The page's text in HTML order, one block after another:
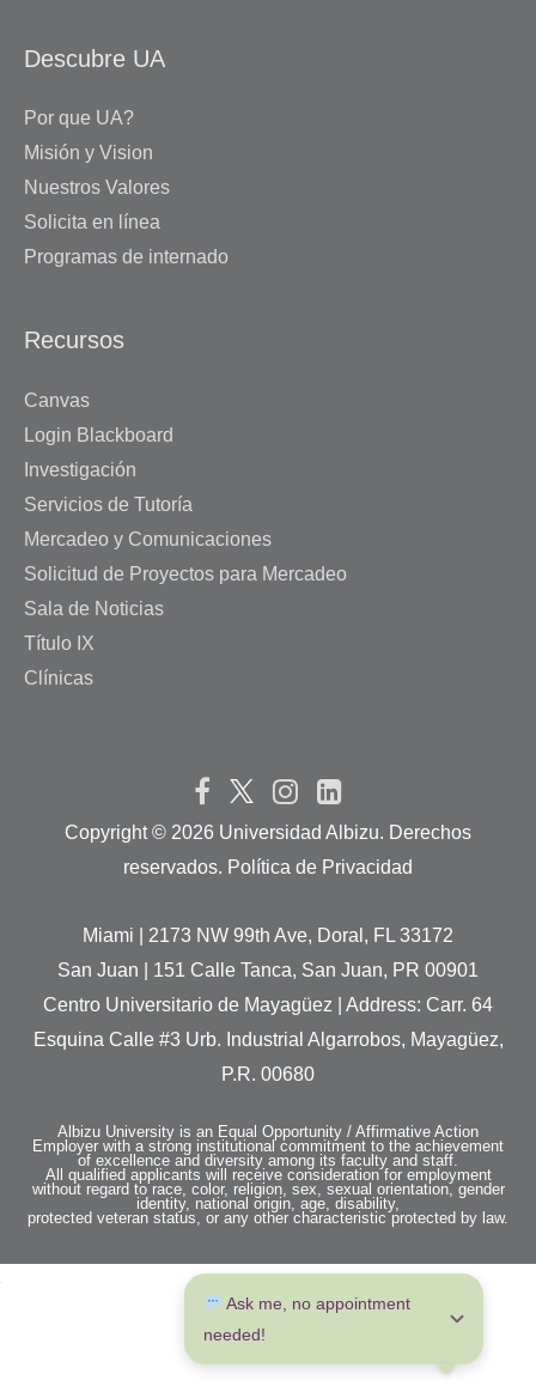
Descubre UA
Por que UA?
Misión y Vision
Nuestros Valores
Solicita en línea
Programas de internado
Recursos
Canvas
Login Blackboard
Investigación
Servicios de Tutoría
Mercadeo y Comunicaciones
Solicitud de Proyectos para Mercadeo
Sala de Noticias
Título IX
Clínicas
Copyright © 2026 Universidad Albizu. Derechos
reservados. Política de Privacidad
Miami | 2173 NW 99th Ave, Doral, FL 33172
San Juan | 151 Calle Tanca, San Juan, PR 00901
Centro Universitario de Mayagüez | Address: Carr. 64
Esquina Calle #3 Urb. Industrial Algarrobos, Mayagüez,
P.R. 00680
Albizu University is an Equal Opportunity / Affirmative Action
Employer with a strong institutional commitment to the achievement
of excellence and diversity among its faculty and staff.
All qualified applicants will receive consideration for employment
without regard to race, color, religion, sex, sexual orientation, gender
identity, national origin, age, disability,
protected veteran status, or any other characteristic protected by law.
Ask me, no appointment
needed!